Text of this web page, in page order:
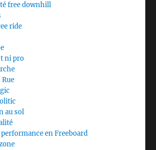
free downhill
ride
ni pro
Rue
au sol
en Freeboard